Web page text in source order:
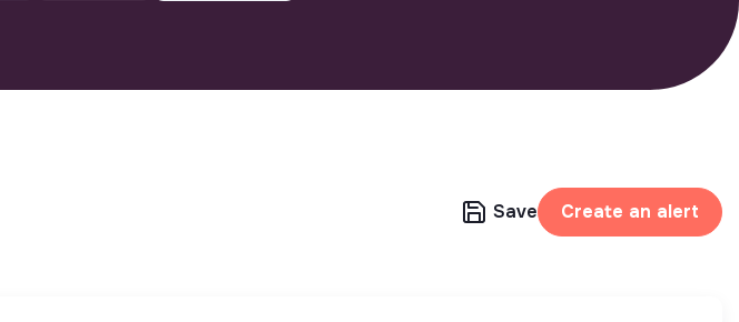
Save Create an alert